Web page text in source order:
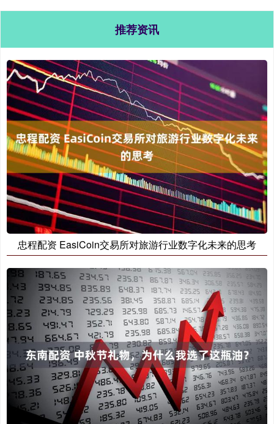
推荐资讯
忠程配资 EasiCoin交易所对旅游行业数字化未来的思考